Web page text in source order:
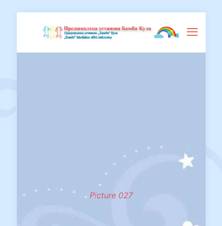
Picture 027